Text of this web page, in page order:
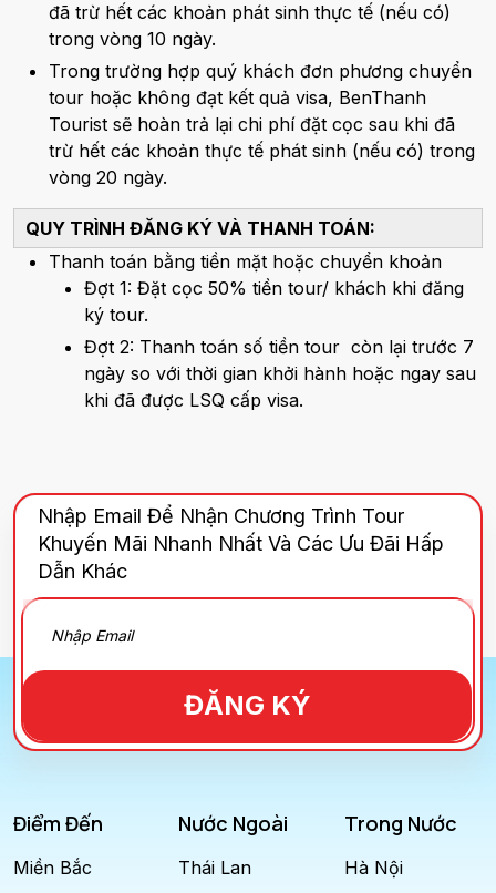
đã trừ hết các khoản phát sinh thực tế (nếu có)
trong vòng 10 ngày.
Trong trường hợp quý khách đơn phương chuyển
tour hoặc không đạt kết quả visa, BenThanh
Tourist sẽ hoàn trả lại chi phí đặt cọc sau khi đã
trừ hết các khoản thực tế phát sinh (nếu có) trong
vòng 20 ngày.
QUY TRÌNH ĐĂNG KÝ VÀ THANH TOÁN:
Thanh toán bằng tiền mặt hoặc chuyển khoản
Đợt 1: Đặt cọc 50% tiền tour/ khách khi đăng
ký tour.
Đợt 2: Thanh toán số tiền tour còn lại trước 7
ngày so với thời gian khởi hành hoặc ngay sau
khi đã được LSQ cấp visa.
Nhập Email Để Nhận Chương Trình Tour
Khuyến Mãi Nhanh Nhất Và Các Ưu Đãi Hấp
Dẫn Khác
ĐĂNG KÝ
Điểm Đến
Miền Bắc
Nước Ngoài
Thái Lan
Trong Nước
Hà Nội